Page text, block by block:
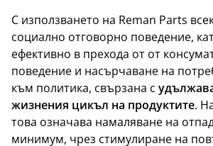
С използването на Reman Parts
социално отговорно поведение,
ефективно в прехода от от
поведение и насърчаване на
към политика, свързана с
жизнения цикъл на продуктите.
това означава намаляване на
минимум, чрез стимулиране на